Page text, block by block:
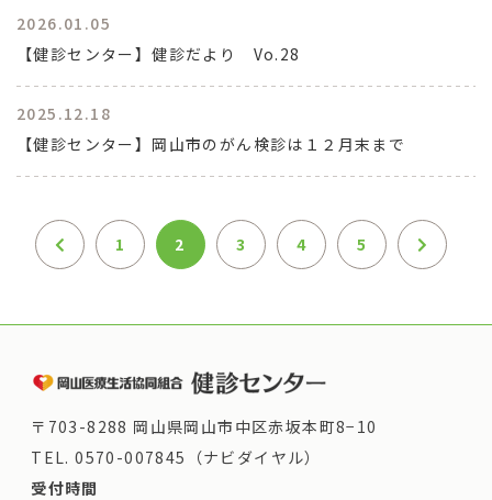
2026.01.05
【健診センター】健診だより Vo.28
2025.12.18
【健診センター】岡山市のがん検診は１２月末まで
1 2 3 4 5
〒703-8288 岡山県岡山市中区赤坂本町8−10
TEL.0570-007845（ナビダイヤル）
受付時間